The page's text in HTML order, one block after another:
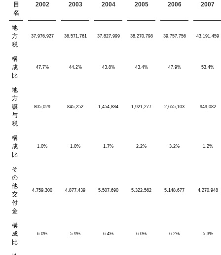
目
名
2002 2003 2004 2005 2006 2007
地
方
税
37,976,927 36,571,761 37,827,999 38,270,798 39,757,756 43,191,459
構
成
比
47.7% 44.2% 43.8% 43.4% 47.9% 53.4%
地
方
譲
与
税
805,029 845,252 1,454,884 1,921,277 2,655,103 949,082
構
成
比
1.0% 1.0% 1.7% 2.2% 3.2% 1.2%
そ
の
他
交
付
金
4,759,300 4,877,439 5,507,690 5,322,562 5,148,677 4,270,948
構
成
比
6.0% 5.9% 6.4% 6.0% 6.2% 5.3%